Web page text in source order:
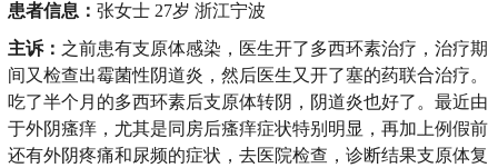
患者信息： 张女士 27岁 浙江宁波
主诉： 之前患有支原体感染，医生开了多西环素治疗，治疗期
间又检查出霉菌性阴道炎，然后医生又开了塞的药联合治疗。
吃了半个月的多西环素后支原体转阴，阴道炎也好了。最近由
于外阴瘙痒，尤其是同房后瘙痒症状特别明显，再加上例假前
还有外阴疼痛和尿频的症状，去医院检查，诊断结果支原体复